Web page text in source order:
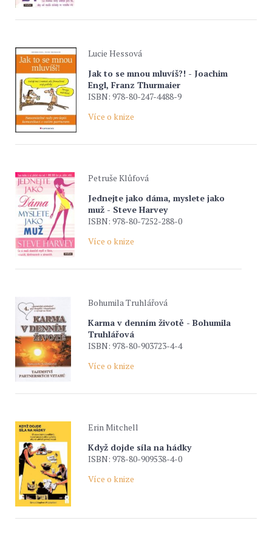
Lucie Hessová
Jak to se mnou mluvíš?! - Joachim
Engl, Franz Thurmaier
ISBN: 978-80-247-4488-9
Více o knize
Petruše Klůfová
Jednejte jako dáma, myslete jako
muž - Steve Harvey
ISBN: 978-80-7252-288-0
Více o knize
Bohumila Truhlářová
Karma v denním životě - Bohumila
Truhlářová
ISBN: 978-80-903723-4-4
Více o knize
Erin Mitchell
Když dojde síla na hádky
ISBN: 978-80-909538-4-0
Více o knize